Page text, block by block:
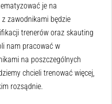
je na
zawodnikami będzie
trenerów oraz skauting
nam pracować w
na poszczególnych
chcieli trenować więcej,
rozsądnie.